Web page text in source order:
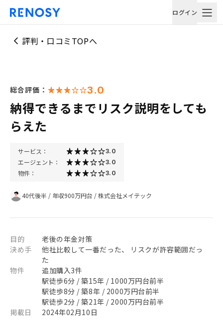
ログイン
評判・口コミTOPへ
総合評価： 3.0
納得できるまでリスク説明をしても
らえた
サービス： 3.0
エージェント： 3.0
物件： 3.0
40代後半 / 年収900万円台 /株式会社メイテック
目的
老後の年金対策
決め手
他社比較して一番だった、 リスクが許容範囲だっ
た
物件
追加購入3件
駅徒歩6分 / 築15年 / 1000万円台前半
駅徒歩8分 / 築8年 / 2000万円台前半
駅徒歩2分 / 築21年 / 2000万円台前半
掲載日
2024年02月10日